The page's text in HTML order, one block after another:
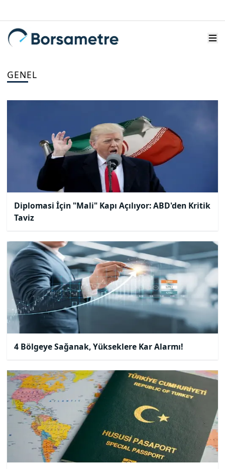
GENEL
Diplomasi İçin "Mali" Kapı Açılıyor: ABD'den Kritik
Taviz
4 Bölgeye Sağanak, Yükseklere Kar Alarmı!